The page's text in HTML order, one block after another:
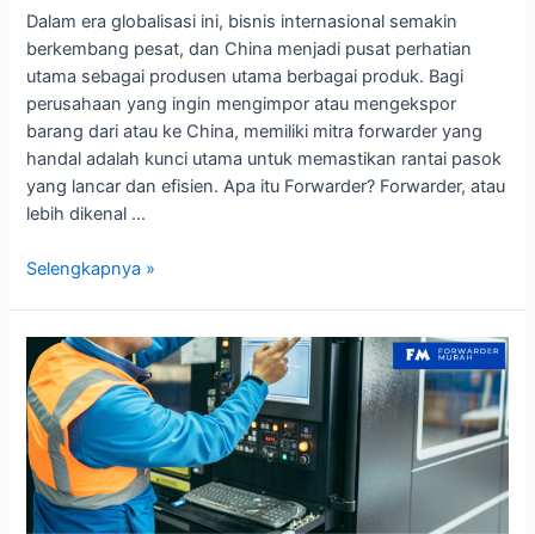
Dalam era globalisasi ini, bisnis internasional semakin
berkembang pesat, dan China menjadi pusat perhatian
utama sebagai produsen utama berbagai produk. Bagi
perusahaan yang ingin mengimpor atau mengekspor
barang dari atau ke China, memiliki mitra forwarder yang
handal adalah kunci utama untuk memastikan rantai pasok
yang lancar dan efisien. Apa itu Forwarder? Forwarder, atau
lebih dikenal …
Mengenal
Terbaik
Selengkapnya »